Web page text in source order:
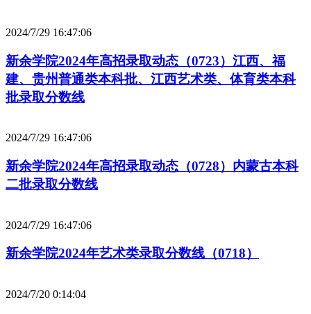
2024/7/29 16:47:06
新余学院2024年高招录取动态（0723）江西、福
建、贵州普通类本科批、江西艺术类、体育类本科
批录取分数线
2024/7/29 16:47:06
新余学院2024年高招录取动态（0728）内蒙古本科
二批录取分数线
2024/7/29 16:47:06
新余学院2024年艺术类录取分数线（0718）
2024/7/20 0:14:04